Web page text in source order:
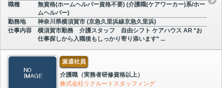
職種
無資格(ホームヘルパー資格不要) (介護職(ケアワーカー)系/ホー
ムヘルパー)
勤務地
神奈川県横須賀市 (京急久里浜線京急久里浜)
仕事内容
横須賀市勤務 介護スタッフ 自由シフト ケアハウス AR *お
仕事探しから入職後もしっかり寄り添います* ...
派遣社員
介護職（実務者研修資格以上）
株式会社リクルートスタッフィング